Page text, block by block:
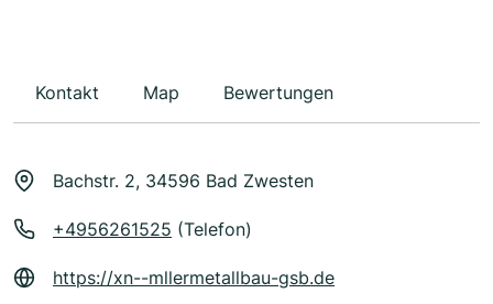
Kontakt Map Bewertungen
Bachstr. 2, 34596 Bad Zwesten
+4956261525 (Telefon)
https://xn--mllermetallbau-gsb.de